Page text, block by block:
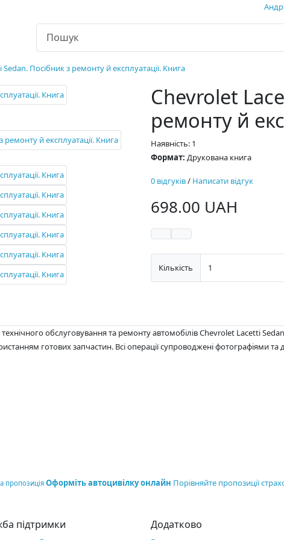
Посібник з ремонту й експлуатації. Книга
Chevrolet
ремонту й
Наявність: 1
Формат: Друкована книга
0 відгуків/ Написати відгук
698.00 UAH
Кількість
обслуговування та ремонту автомобілів Chevrolet Lacetti
готових запчастин. Всі операції супроводжені фотографіями
пропозиція Оформіть автоцивілку онлайн Порівняйте пропозиції
підтримки Додатково